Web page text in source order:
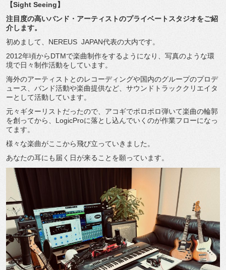
【Sight Seeing】
注目度の高いバンド・アーティストのプライベートスタジオをご紹
介します。
初めまして、NEREUS JAPAN代表の大内です。
2012年頃からDTMで楽曲制作をするようになり、写真のような環
境で日々制作活動をしています。
海外のアーティストとのレコーディングや国内のグループのプロデ
ュース、バンド活動や楽曲提供など、サウンドトラッククリエイタ
ーとして活動しています。
元々ギターリストだったので、アコギでポロポロ弾いて楽曲の輪郭
を創ってから、LogicProに落とし込んでいくのが作業フローになっ
てます。
様々な楽曲がここから飛び立っていきました。
あなたの耳にも届く日が来ることを願っています。